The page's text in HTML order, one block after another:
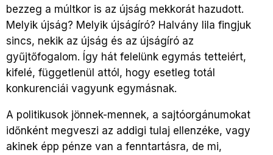
bezzeg a múltkor is az újság mekkorát hazudott.
Melyik újság? Melyik újságíró? Halvány lila fingjuk
sincs, nekik az újság és az újságíró az
gyűjtőfogalom. Így hát felelünk egymás tetteiért,
kifelé, függetlenül attól, hogy esetleg totál
konkurenciái vagyunk egymásnak.
A politikusok jönnek-mennek, a sajtóorgánumokat
időnként megveszi az addigi tulaj ellenzéke, vagy
akinek épp pénze van a fenntartásra, de mi,